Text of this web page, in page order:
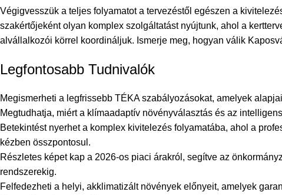
Végigvesszük a teljes folyamatot a tervezéstől egészen a
szakértőjeként olyan komplex szolgáltatást nyújtunk, ahol a
alvállalkozói körrel koordináljuk. Ismerje meg, hogyan válik
Legfontosabb Tudnivalók
Megismerheti a legfrissebb TÉKA szabályozásokat, amelyek
Megtudhatja, miért a klímaadaptív növényválasztás és az
Betekintést nyerhet a komplex kivitelezés folyamatába, ahol a
kézben összpontosul.
Részletes képet kap a 2026-os piaci árakról, segítve az
rendszerekig.
Felfedezheti a helyi, akklimatizált növények előnyeit, amelyek